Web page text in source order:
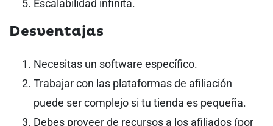
Escalabilidad infinita.
Desventajas
Necesitas un software específico.
Trabajar con las plataformas de afiliación
puede ser complejo si tu tienda es pequeña.
Debes proveer de recursos a los afiliados (por